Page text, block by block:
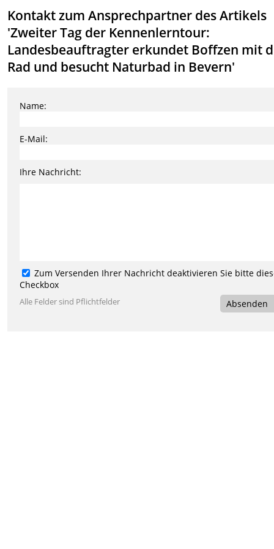
Kontakt zum Ansprechpartner des Artikels
'Zweiter Tag der Kennenlerntour:
Landesbeauftragter erkundet Boffzen mit
Rad und besucht Naturbad in Bevern'
Name:
E-Mail:
Ihre Nachricht:
Zum Versenden Ihrer Nachricht deaktivieren Sie bitte
Checkbox
Alle Felder sind Pflichtfelder Absenden